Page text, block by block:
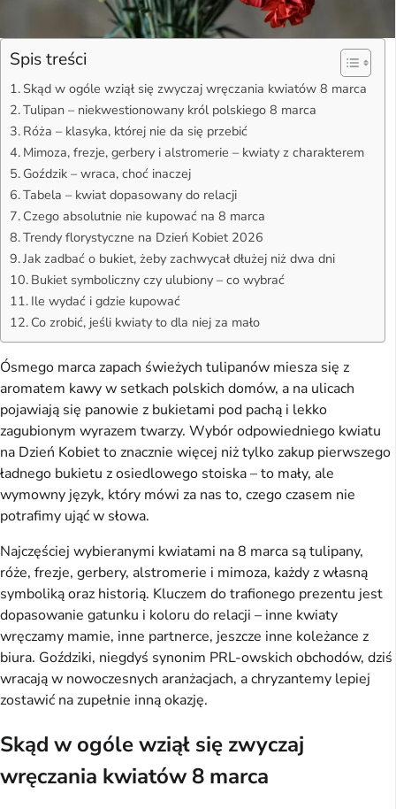
Spis treści
Skąd w ogóle wziął się zwyczaj wręczania kwiatów 8 marca
Tulipan – niekwestionowany król polskiego 8 marca
Róża – klasyka, której nie da się przebić
Mimoza, frezje, gerbery i alstromerie – kwiaty z charakterem
Goździk – wraca, choć inaczej
Tabela – kwiat dopasowany do relacji
Czego absolutnie nie kupować na 8 marca
Trendy florystyczne na Dzień Kobiet 2026
Jak zadbać o bukiet, żeby zachwycał dłużej niż dwa dni
Bukiet symboliczny czy ulubiony – co wybrać
Ile wydać i gdzie kupować
Co zrobić, jeśli kwiaty to dla niej za mało
Ósmego marca zapach świeżych tulipanów miesza się z
aromatem kawy w setkach polskich domów, a na ulicach
pojawiają się panowie z bukietami pod pachą i lekko
zagubionym wyrazem twarzy. Wybór odpowiedniego kwiatu
na Dzień Kobiet to znacznie więcej niż tylko zakup pierwszego
ładnego bukietu z osiedlowego stoiska – to mały, ale
wymowny język, który mówi za nas to, czego czasem nie
potrafimy ująć w słowa.
Najczęściej wybieranymi kwiatami na 8 marca są tulipany,
róże, frezje, gerbery, alstromerie i mimoza, każdy z własną
symboliką oraz historią. Kluczem do trafionego prezentu jest
dopasowanie gatunku i koloru do relacji – inne kwiaty
wręczamy mamie, inne partnerce, jeszcze inne koleżance z
biura. Goździki, niegdyś synonim PRL-owskich obchodów, dziś
wracają w nowoczesnych aranżacjach, a chryzantemy lepiej
zostawić na zupełnie inną okazję.
Skąd w ogóle wziął się zwyczaj
wręczania kwiatów 8 marca